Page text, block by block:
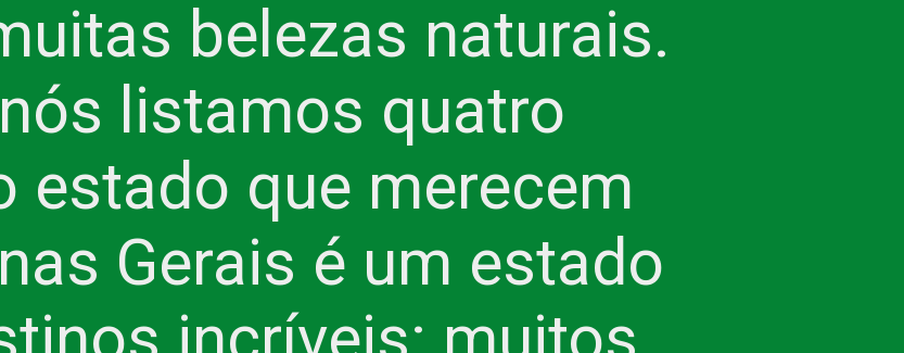
belezas naturais.
listamos quatro
estado que merecem
Gerais é um estado